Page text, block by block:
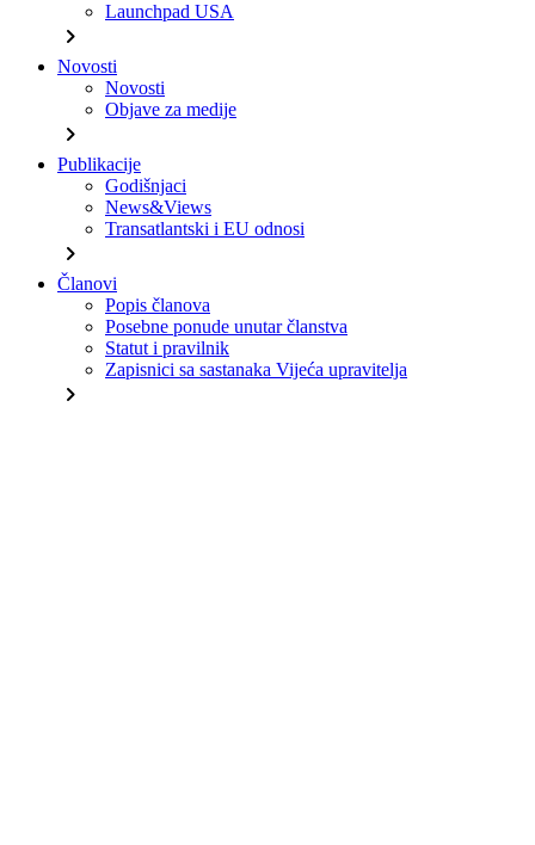
Launchpad USA
chevron_right
Novosti
Novosti
Objave za medije
chevron_right
Publikacije
Godišnjaci
News&Views
Transatlantski i EU odnosi
chevron_right
Članovi
Popis članova
Posebne ponude unutar članstva
Statut i pravilnik
Zapisnici sa sastanaka Vijeća upravitelja
chevron_right